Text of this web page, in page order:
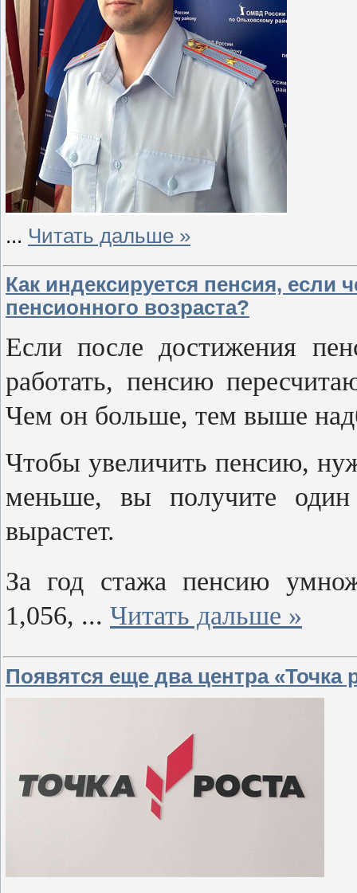
... Читать дальше »
Как индексируется пенсия, если
пенсионного возраста?
Если после достижения
работать, пенсию
Чем он больше, тем выше
Чтобы увеличить пенсию,
меньше, вы получите
вырастет.
За год стажа пенсию
1,056, ... Читать дальше »
Появятся еще два центра «Точка